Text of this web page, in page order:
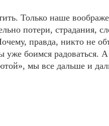
Только наше
потери, страдания,
правда, никто не
уже боимся радоваться.
мы все дальше и